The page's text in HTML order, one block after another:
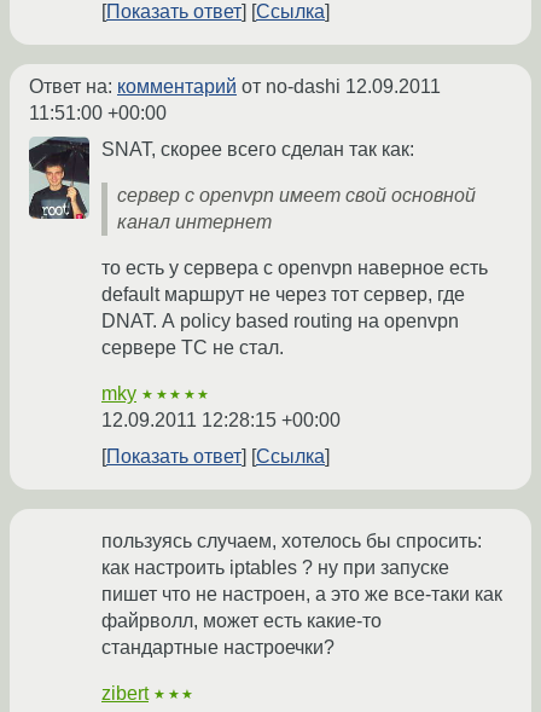
Показать ответ
Ссылка
Ответ на: комментарий от no-dashi 12.09.2011
11:51:00 +00:00
SNAT, скорее всего сделан так как:
сервер с openvpn имеет свой основной
канал интернет
то есть у сервера с openvpn наверное есть
default маршрут не через тот сервер, где
DNAT. А policy based routing на openvpn
сервере ТС не стал.
mky ★★★★★
12.09.2011 12:28:15 +00:00
Показать ответ
Ссылка
пользуясь случаем, хотелось бы спросить:
как настроить iptables ? ну при запуске
пишет что не настроен, а это же все-таки как
файрволл, может есть какие-то
стандартные настроечки?
zibert ★★★